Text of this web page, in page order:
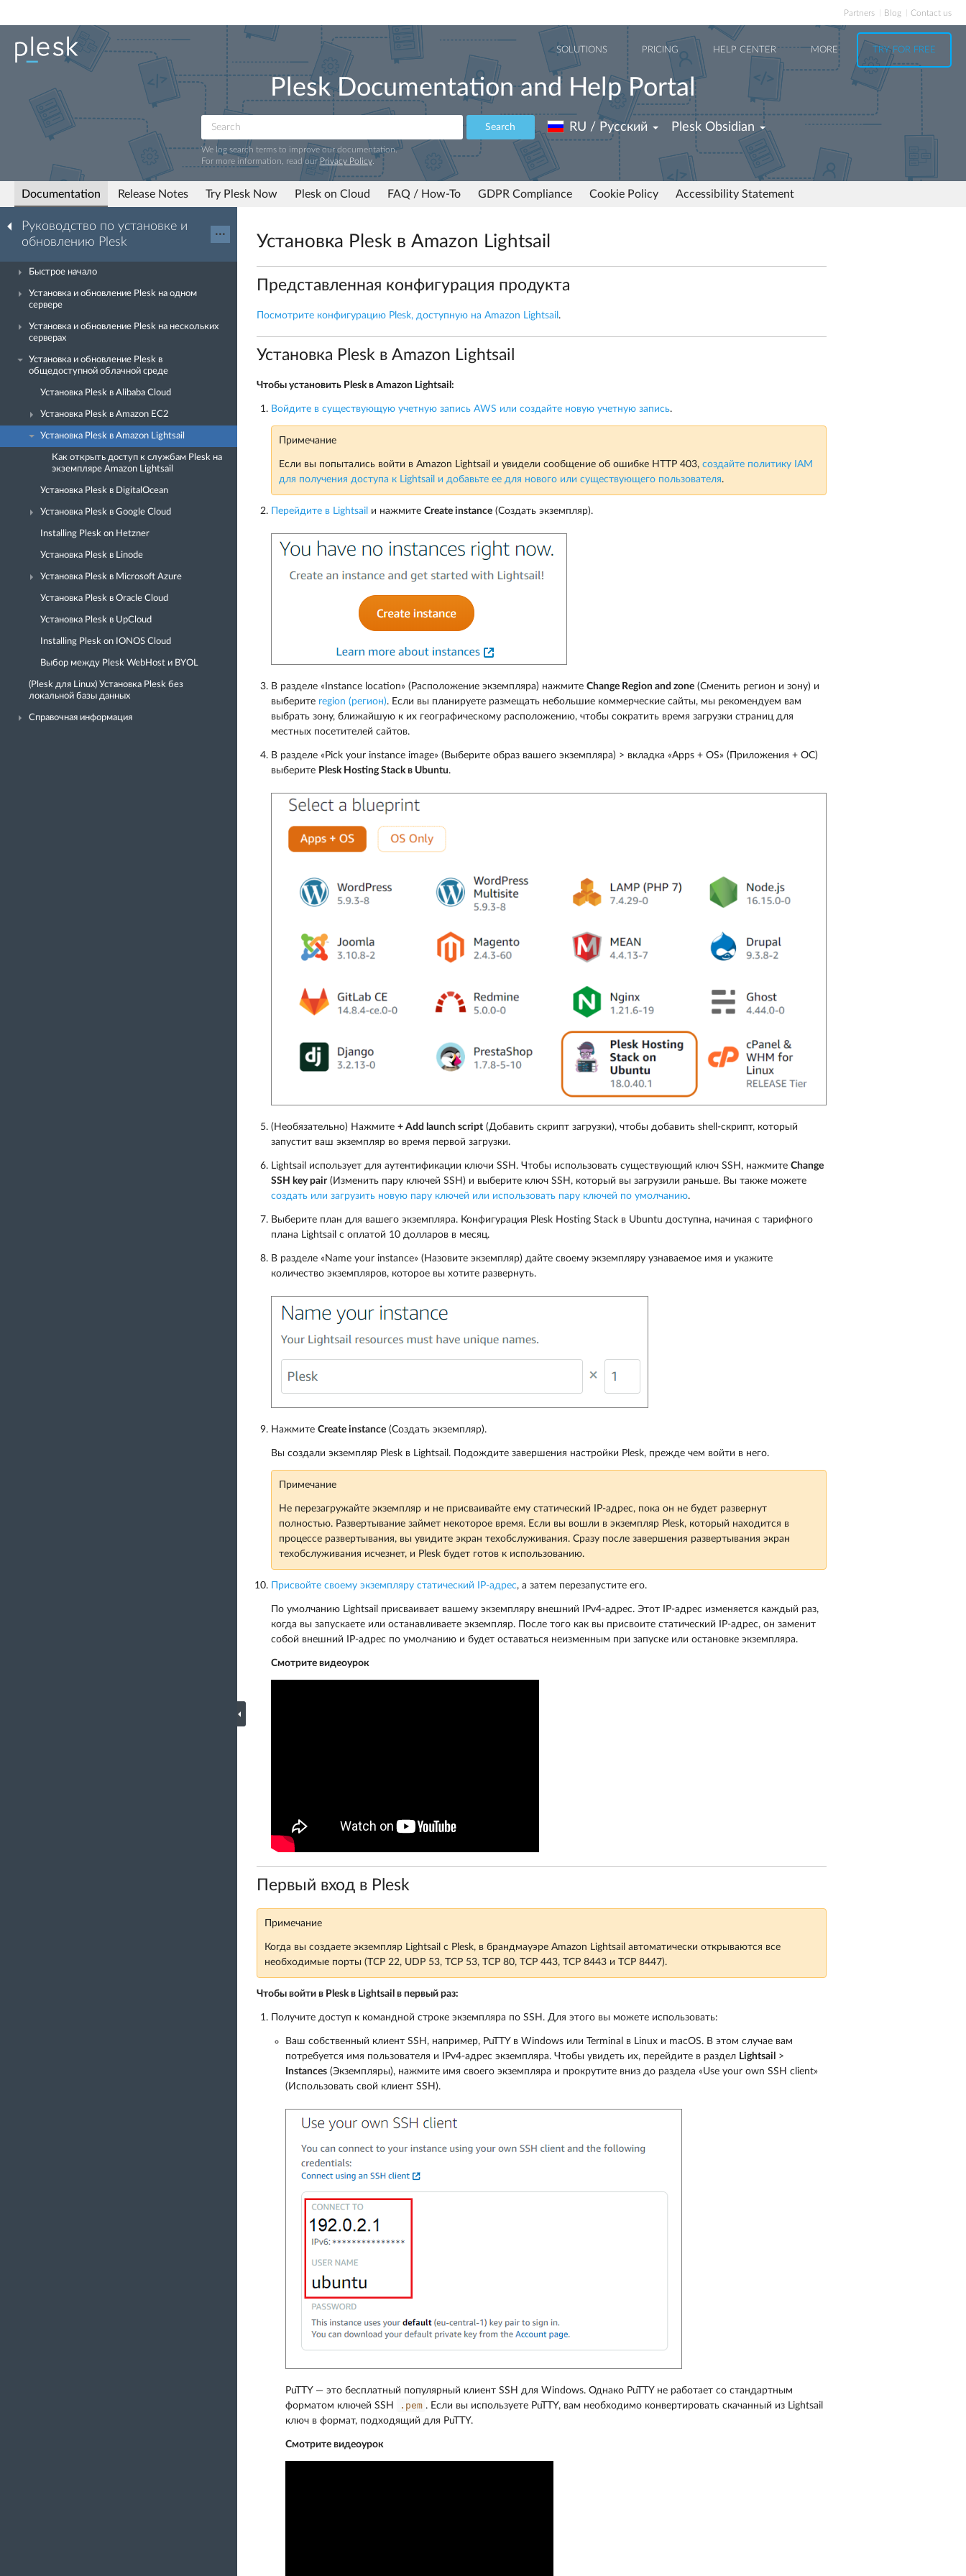
Partners Blog Contact us
SOLUTIONS PRICING HELP CENTER MORE TRY FOR FREE
Plesk Documentation and Help Portal
Search
We log search terms to improve our documentation.
For more information, read our Privacy Policy.
RU / Русский Plesk Obsidian
Documentation Release Notes Try Plesk Now Plesk on Cloud FAQ / How-To GDPR Compliance Cookie Policy Accessibility Statement
Руководство по установке и
обновлению Plesk
···
Быстрое начало
Установка и обновление Plesk на одном
сервере
Установка и обновление Plesk на нескольких
серверах
Установка и обновление Plesk в
общедоступной облачной среде
Установка Plesk в Alibaba Cloud
Установка Plesk в Amazon EC2
Установка Plesk в Amazon Lightsail
Как открыть доступ к службам Plesk на
экземпляре Amazon Lightsail
Установка Plesk в DigitalOcean
Установка Plesk в Google Cloud
Installing Plesk on Hetzner
Установка Plesk в Linode
Установка Plesk в Microsoft Azure
Установка Plesk в Oracle Cloud
Установка Plesk в UpCloud
Installing Plesk on IONOS Cloud
Выбор между Plesk WebHost и BYOL
(Plesk для Linux) Установка Plesk без
локальной базы данных
Справочная информация
Установка Plesk в Amazon Lightsail
Представленная конфигурация продукта
Посмотрите конфигурацию Plesk, доступную на Amazon Lightsail .
Установка Plesk в Amazon Lightsail
Чтобы установить Plesk в Amazon Lightsail:
Войдите в существующую учетную запись AWS или создайте новую учетную запись.
Примечание
Если вы попытались войти в Amazon Lightsail и увидели сообщение об ошибке HTTP 403, создайте политику IAM
для получения доступа к Lightsail и добавьте ее для нового или существующего пользователя.
Перейдите в Lightsail и нажмите Create instance (Создать экземпляр).
В разделе «Instance location» (Расположение экземпляра) нажмите Change Region and zone (Сменить регион и зону) и
выберите region (регион). Если вы планируете размещать небольшие коммерческие сайты, мы рекомендуем вам
выбрать зону, ближайшую к их географическому расположению, чтобы сократить время загрузки страниц для
местных посетителей сайтов.
В разделе «Pick your instance image» (Выберите образ вашего экземпляра) > вкладка «Apps + OS» (Приложения + ОС)
выберите Plesk Hosting Stack в Ubuntu.
(Необязательно) Нажмите + Add launch script (Добавить скрипт загрузки), чтобы добавить shell-скрипт, который
запустит ваш экземпляр во время первой загрузки.
Lightsail использует для аутентификации ключи SSH. Чтобы использовать существующий ключ SSH, нажмите Change
SSH key pair(Изменить пару ключей SSH) и выберите ключ SSH, который вы загрузили раньше. Вы также можете
создать или загрузить новую пару ключей или использовать пару ключей по умолчанию.
Выберите план для вашего экземпляра. Конфигурация Plesk Hosting Stack в Ubuntu доступна, начиная с тарифного
плана Lightsail с оплатой 10 долларов в месяц.
В разделе «Name your instance» (Назовите экземпляр) дайте своему экземпляру узнаваемое имя и укажите
количество экземпляров, которое вы хотите развернуть.
Нажмите Create instance (Создать экземпляр).
Вы создали экземпляр Plesk в Lightsail. Подождите завершения настройки Plesk, прежде чем войти в него.
Примечание
Не перезагружайте экземпляр и не присваивайте ему статический IP-адрес, пока он не будет развернут
полностью. Развертывание займет некоторое время. Если вы вошли в экземпляр Plesk, который находится в
процессе развертывания, вы увидите экран техобслуживания. Сразу после завершения развертывания экран
техобслуживания исчезнет, и Plesk будет готов к использованию.
Присвойте своему экземпляру статический IP-адрес, а затем перезапустите его.
По умолчанию Lightsail присваивает вашему экземпляру внешний IPv4-адрес. Этот IP-адрес изменяется каждый раз,
когда вы запускаете или останавливаете экземпляр. После того как вы присвоите статический IP-адрес, он заменит
собой внешний IP-адрес по умолчанию и будет оставаться неизменным при запуске или остановке экземпляра.
Смотрите видеоурок
Первый вход в Plesk
Примечание
Когда вы создаете экземпляр Lightsail с Plesk, в брандмауэре Amazon Lightsail автоматически открываются все
необходимые порты (TCP 22, UDP 53, TCP 53, TCP 80, TCP 443, TCP 8443 и TCP 8447).
Чтобы войти в Plesk в Lightsail в первый раз:
Получите доступ к командной строке экземпляра по SSH. Для этого вы можете использовать:
Ваш собственный клиент SSH, например, PuTTY в Windows или Terminal в Linux и macOS. В этом случае вам
потребуется имя пользователя и IPv4-адрес экземпляра. Чтобы увидеть их, перейдите в раздел Lightsail
>
Instances (Экземпляры), нажмите имя своего экземпляра и прокрутите вниз до раздела «Use your own SSH client»
(Использовать свой клиент SSH).
PuTTY ― это бесплатный популярный клиент SSH для Windows. Однако PuTTY не работает со стандартным
форматом ключей SSH
.pem . Если вы используете PuTTY, вам необходимо конвертировать скачанный из Lightsail
ключ в формат, подходящий для PuTTY.
Смотрите видеоурок